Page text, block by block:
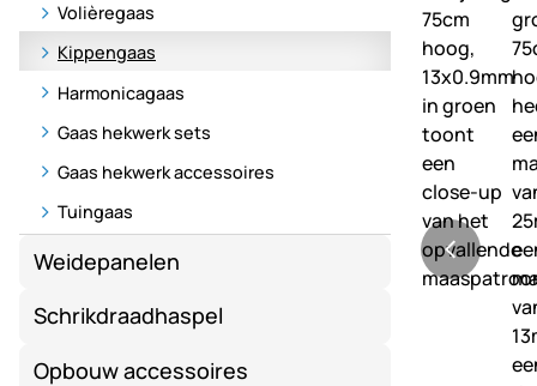
Volièregaas
Kippengaas
Harmonicagaas
Gaas hekwerk sets
Gaas hekwerk accessoires
Tuingaas
Weidepanelen
Schrikdraadhaspel
Opbouw accessoires